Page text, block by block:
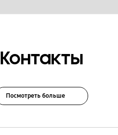
Контакты
Посмотреть больше